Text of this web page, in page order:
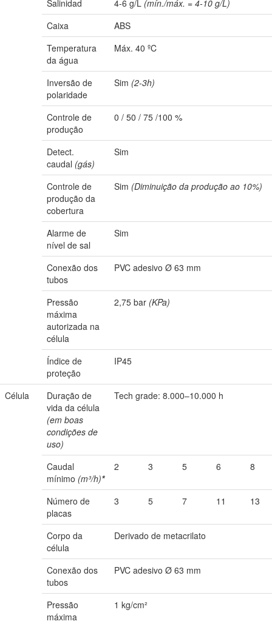
Salinidad 4-6 g/L (mín./máx. = 4-10 g/L)
Caixa
ABS
Temperatura
da água
Máx. 40 ºC
Inversão de
polaridade
Sim (2-3h)
Controle de
produção
0 / 50 / 75 /100 %
Detect.
caudal (gás)
Sim
Controle de
produção da
cobertura
Sim (Diminuição da produção ao 10%)
Alarme de
nível de sal
Sim
Conexão dos
tubos
PVC adesivo Ø 63 mm
Pressão
máxima
autorizada na
célula
2,75 bar (KPa)
Índice de
proteção
IP45
Célula
Duração de
vida da célula
(em boas
condições de
uso)
Tech grade: 8.000–10.000 h
Caudal
mínimo (m³/h)*
2 3 5 6 8
Número de
placas
3 5 7 11 13
Corpo da
célula
Derivado de metacrilato
Conexão dos
tubos
PVC adesivo Ø 63 mm
Pressão
máxima
1 kg/cm²